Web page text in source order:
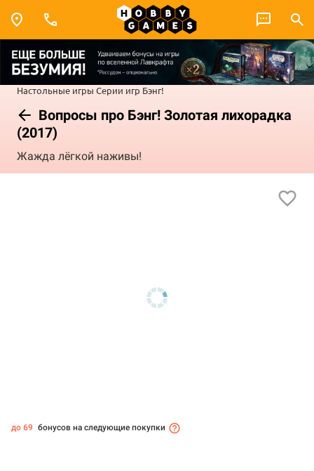
Настольные игры Серии игр Бэнг!
Вопросы про Бэнг! Золотая лихорадка
(2017)
Жажда лёгкой наживы!
до 69 бонусов на следующие покупки